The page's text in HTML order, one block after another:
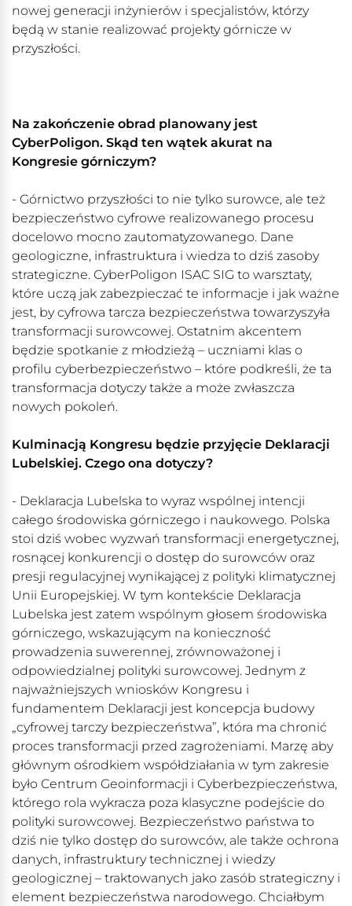
nowej generacji inżynierów i specjalistów, którzy
będą w stanie realizować projekty górnicze w
przyszłości.
Na zakończenie obrad planowany jest
CyberPoligon. Skąd ten wątek akurat na
Kongresie górniczym?
- Górnictwo przyszłości to nie tylko surowce, ale też
bezpieczeństwo cyfrowe realizowanego procesu
docelowo mocno zautomatyzowanego. Dane
geologiczne, infrastruktura i wiedza to dziś zasoby
strategiczne. CyberPoligon ISAC SIG to warsztaty,
które uczą jak zabezpieczać te informacje i jak ważne
jest, by cyfrowa tarcza bezpieczeństwa towarzyszyła
transformacji surowcowej. Ostatnim akcentem
będzie spotkanie z młodzieżą – uczniami klas o
profilu cyberbezpieczeństwo – które podkreśli, że ta
transformacja dotyczy także a może zwłaszcza
nowych pokoleń.
Kulminacją Kongresu będzie przyjęcie Deklaracji
Lubelskiej. Czego ona dotyczy?
- Deklaracja Lubelska to wyraz wspólnej intencji
całego środowiska górniczego i naukowego. Polska
stoi dziś wobec wyzwań transformacji energetycznej,
rosnącej konkurencji o dostęp do surowców oraz
presji regulacyjnej wynikającej z polityki klimatycznej
Unii Europejskiej. W tym kontekście Deklaracja
Lubelska jest zatem wspólnym głosem środowiska
górniczego, wskazującym na konieczność
prowadzenia suwerennej, zrównoważonej i
odpowiedzialnej polityki surowcowej. Jednym z
najważniejszych wniosków Kongresu i
fundamentem Deklaracji jest koncepcja budowy
„cyfrowej tarczy bezpieczeństwa”, która ma chronić
proces transformacji przed zagrożeniami. Marzę aby
głównym ośrodkiem współdziałania w tym zakresie
było Centrum Geoinformacji i Cyberbezpieczeństwa,
którego rola wykracza poza klasyczne podejście do
polityki surowcowej. Bezpieczeństwo państwa to
dziś nie tylko dostęp do surowców, ale także ochrona
danych, infrastruktury technicznej i wiedzy
geologicznej – traktowanych jako zasób strategiczny i
element bezpieczeństwa narodowego. Chciałbym